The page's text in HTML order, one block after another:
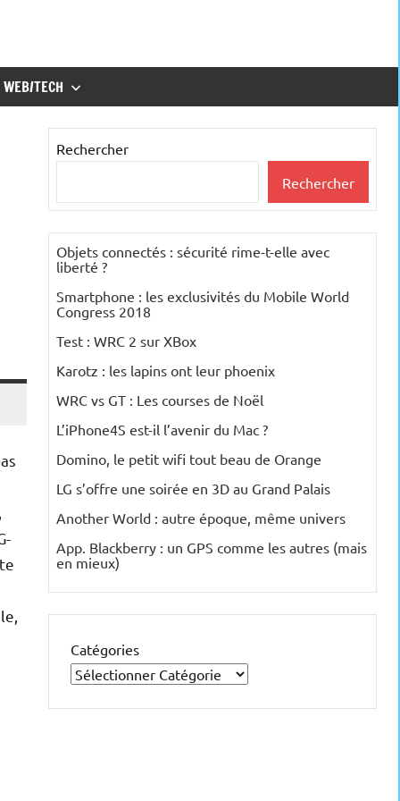
WEB/TECH
Rechercher
Rechercher
Objets connectés : sécurité rime-t-elle avec
liberté ?
Smartphone : les exclusivités du Mobile World
Congress 2018
Test : WRC 2 sur XBox
Karotz : les lapins ont leur phoenix
WRC vs GT : Les courses de Noël
L’iPhone4S est-il l’avenir du Mac ?
Domino, le petit wifi tout beau de Orange
LG s’offre une soirée en 3D au Grand Palais
Another World : autre époque, même univers
App. Blackberry : un GPS comme les autres (mais
en mieux)
Catégories